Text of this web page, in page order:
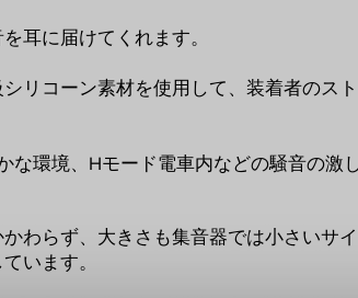
耳に届けてくれます。
リコーン素材を使用して、装着者のス
環境、Hモード電車内などの騒音の激
わらず、大きさも集音器では小さいサ
います。